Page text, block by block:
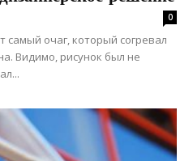
0
самый очаг, который согревал
Видимо, рисунок был не